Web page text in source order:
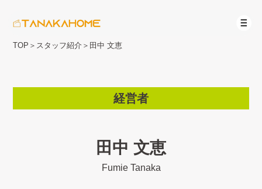
TOP ＞ スタッフ紹介 ＞ 田中 文恵
経営者
田中 文恵
Fumie Tanaka